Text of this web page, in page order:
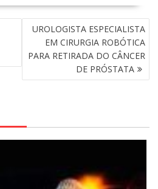
UROLOGISTA ESPECIALISTA
EM CIRURGIA ROBÓTICA
PARA RETIRADA DO CÂNCER
DE PRÓSTATA